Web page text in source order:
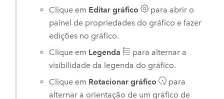
Clique em Editar gráfico
para abrir o
painel de propriedades do gráfico e fazer
edições no gráfico.
Clique em Legenda
para alternar a
visibilidade da legenda do gráfico.
Clique em Rotacionar gráfico
para
alternar a orientação de um gráfico de